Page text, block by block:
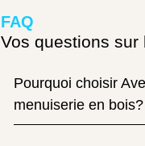
FAQ
Vos questions
Pourquoi choisir
menuiserie en bois?